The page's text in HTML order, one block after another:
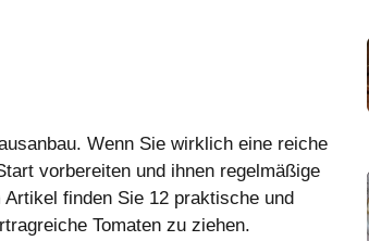
Wenn Sie wirklich eine reiche
vorbereiten und ihnen regelmäßige
finden Sie 12 praktische und
Tomaten zu ziehen.